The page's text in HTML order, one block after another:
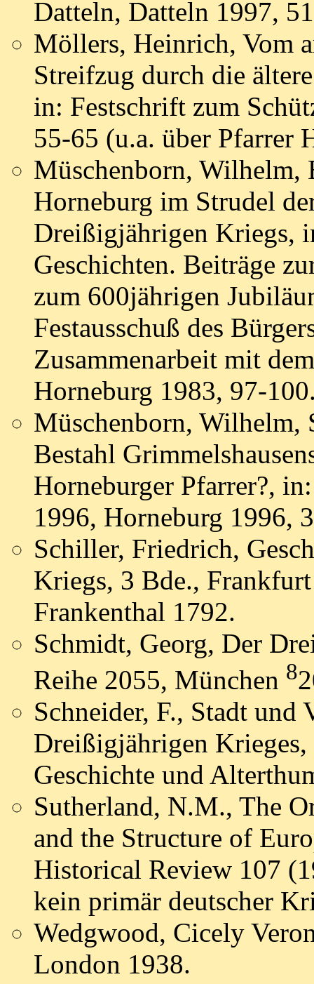
Datteln, Datteln 1997,
Möllers, Heinrich, Vom
Streifzug durch die
in: Festschrift zum
55-65 (u.a. über Pfarrer
Müschenborn, Wilhelm,
Horneburg im Strudel
Dreißigjährigen Kriegs,
Geschichten. Beiträge
zum 600jährigen
Festausschuß des
Zusammenarbeit mit
Horneburg 1983, 97-
Müschenborn, Wilhelm,
Bestahl
Horneburger Pfarrer?,
1996, Horneburg 1996,
Schiller, Friedrich,
Kriegs, 3 Bde.,
Frankenthal 1792.
Schmidt, Georg, Der
Reihe 2055, München 8
Schneider, F., Stadt und
Dreißigjährigen
Geschichte und
Sutherland, N.M., The
and the Structure of
Historical Review 107
kein primär deutscher
Wedgwood, Cicely
London 1938.